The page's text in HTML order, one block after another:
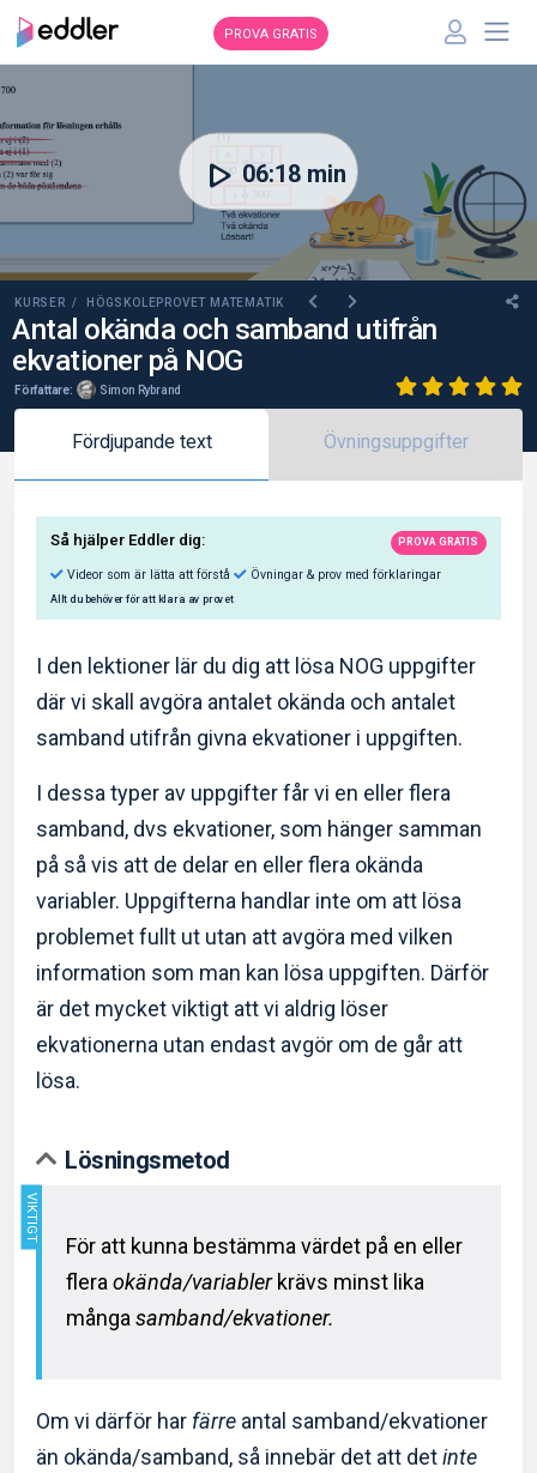
PROVA GRATIS
KURSER / HÖGSKOLEPROVET MATEMATIK
Antal okända och samband utifrån
ekvationer på NOG
Författare: Simon Rybrand
06:18 min
Fördjupande text Övningsuppgifter
Videor som är lätta att förstå Övningar & prov med
Allt du behöver för att klara av provet
I den lektioner lär du dig att lösa NOG uppgifter
där vi skall avgöra antalet okända och antalet
samband utifrån givna ekvationer i uppgiften.
I dessa typer av uppgifter får vi en eller flera
samband, dvs ekvationer, som hänger samman
på så vis att de delar en eller flera okända
variabler. Uppgifterna handlar inte om att lösa
problemet fullt ut utan att avgöra med vilken
information som man kan lösa uppgiften. Därför
är det mycket viktigt att vi aldrig löser
ekvationerna utan endast avgör om de går att
lösa.
Lösningsmetod
För att kunna bestämma värdet på en eller
fleraokända/variablerkrävs minst lika
mångasamband/ekvationer.
Om vi därför har färre antal samband/ekvationer
än okända/samband, så innebär det att detinte